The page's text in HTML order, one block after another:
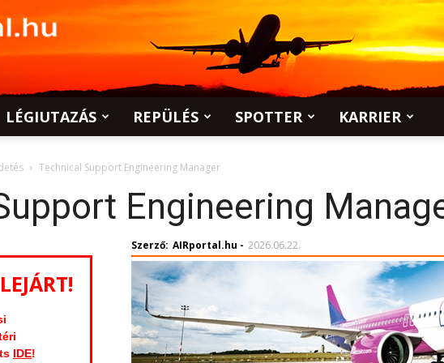
LÉGIUTAZÁS REPÜLÉS SPOTTER KARRIER
Technical Support Engineering Manager
Engineering
Szerző: AIRportal.hu - 2026.06.22.
IDE!